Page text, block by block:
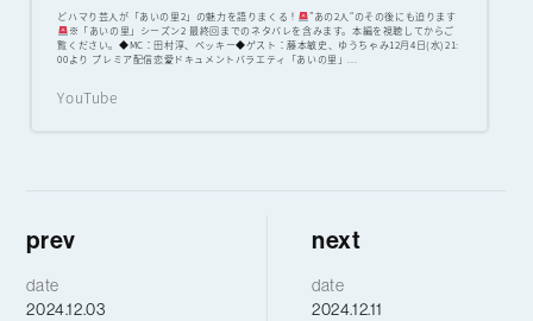
どハマり芸人が「あいの里2」の魅力を語りまくる！
”あの2人“のその後にも迫ります
※「あいの里」シーズン2 最終回までのネタバレを含みます。本編を視聴してからご
覧ください。◆MC：田村淳、ベッキー◆ゲスト：藤本敏史、ゆうちゃみ12月4日(水)21:
00より プレミア配信恋愛ドキュメントバラエティ「あいの里」...
YouTube
prev
date
2024.12.03
next
date
2024.12.11